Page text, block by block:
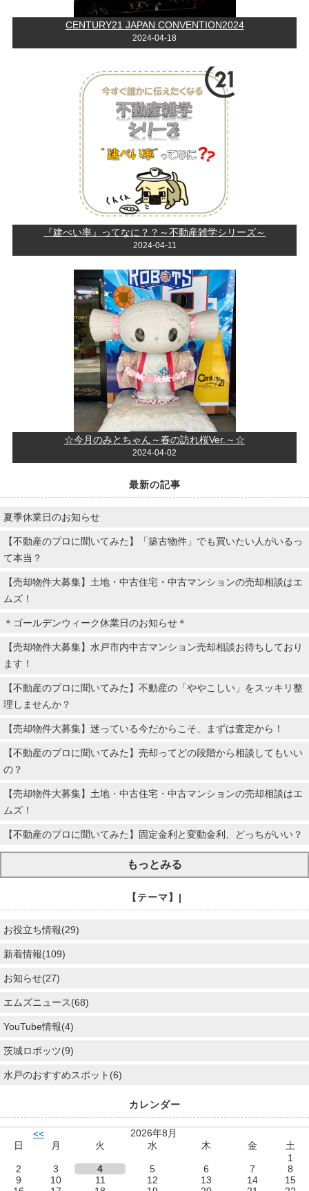
CENTURY21 JAPAN CONVENTION2024
2024-04-18
『建ぺい率』ってなに？？～不動産雑学シリーズ～
2024-04-11
☆今月のみとちゃん～春の訪れ桜Ver.～☆
2024-04-02
最新の記事
夏季休業日のお知らせ
【不動産のプロに聞いてみた】「築古物件」でも買いたい人がいるっ
て本当？
【売却物件大募集】土地・中古住宅・中古マンションの売却相談はエ
ムズ！
＊ゴールデンウィーク休業日のお知らせ＊
【売却物件大募集】水戸市内中古マンション売却相談お待ちしており
ます！
【不動産のプロに聞いてみた】不動産の「ややこしい」をスッキリ整
理しませんか？
【売却物件大募集】迷っている今だからこそ、まずは査定から！
【不動産のプロに聞いてみた】売却ってどの段階から相談してもいい
の？
【売却物件大募集】土地・中古住宅・中古マンションの売却相談はエ
ムズ！
【不動産のプロに聞いてみた】固定金利と変動金利、どっちがいい？
もっとみる
【テーマ】|
お役立ち情報(29)
新着情報(109)
お知らせ(27)
エムズニュース(68)
YouTube情報(4)
茨城ロボッツ(9)
水戸のおすすめスポット(6)
カレンダー
<<
2026年8月
日
月 火 水 木 金
土
1
2
3 4 5 6 7
8
9
10 11 12 13 14
15